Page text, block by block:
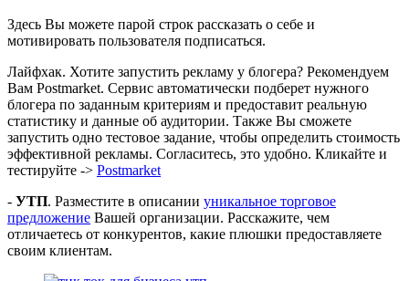
Здесь Вы можете парой строк рассказать о себе и
мотивировать пользователя подписаться.
Лайфхак. Хотите запустить рекламу у блогера? Рекомендуем
Вам Postmarket. Сервис автоматически подберет нужного
блогера по заданным критериям и предоставит реальную
статистику и данные об аудитории. Также Вы сможете
запустить одно тестовое задание, чтобы определить стоимость
эффективной рекламы. Согласитесь, это удобно. Кликайте и
тестируйте -> Postmarket
- УТП. Разместите в описании уникальное торговое
предложение Вашей организации. Расскажите, чем
отличаетесь от конкурентов, какие плюшки предоставляете
своим клиентам.